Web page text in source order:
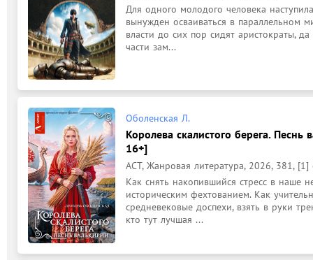
Для одного молодого человека
вынужден осваиваться в параллельном
власти до сих пор сидят аристократы,
части зам...
Оболенская Л.
Королева скалистого берега.
16+]
АСТ, Жанровая литература, 2026, 381, [1]
Как снять накопившийся стресс в наше
историческим фехтованием. Как
средневековые доспехи, взять в руки
кто тут лучшая ...